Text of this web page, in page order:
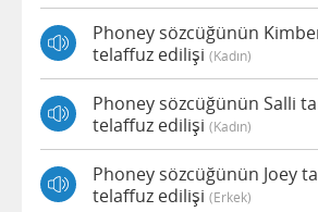
Phoney sözcüğünün
telaffuz edilişi (kadın)
Phoney sözcüğünün Salli
telaffuz edilişi (kadın)
Phoney sözcüğünün Joey
telaffuz edilişi (erkek)